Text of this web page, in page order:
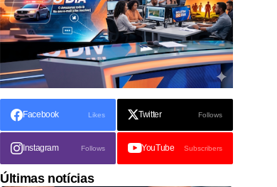
Facebook Likes Twitter Follows
Instagram Follows YouTube Subscribers
Últimas notícias